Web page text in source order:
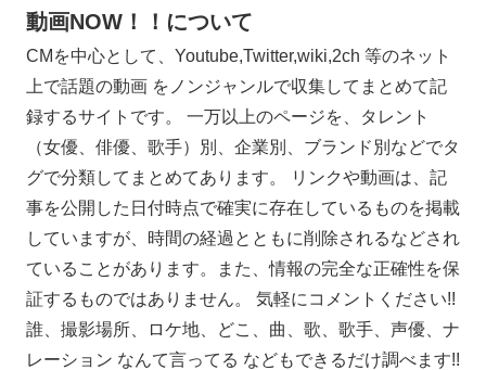
動画NOW！！について
CMを中心として、Youtube,Twitter,wiki,2ch 等のネット
上で話題の動画 をノンジャンルで収集してまとめて記
録するサイトです。 一万以上のページを、タレント
（女優、俳優、歌手）別、企業別、ブランド別などでタ
グで分類してまとめてあります。 リンクや動画は、記
事を公開した日付時点で確実に存在しているものを掲載
していますが、時間の経過とともに削除されるなどされ
ていることがあります。また、情報の完全な正確性を保
証するものではありません。 気軽にコメントください!!
誰、撮影場所、ロケ地、どこ、曲、歌、歌手、声優、ナ
レーション なんて言ってる などもできるだけ調べます!!